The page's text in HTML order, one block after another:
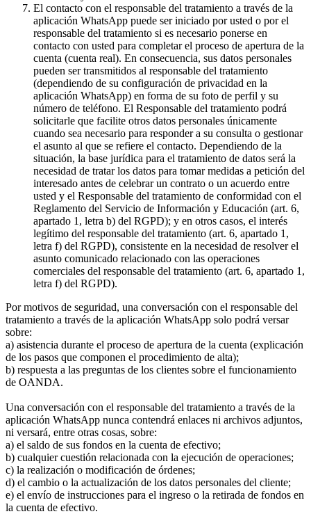
El contacto con el responsable del tratamiento a través de la
aplicación WhatsApp puede ser iniciado por usted o por el
responsable del tratamiento si es necesario ponerse en
contacto con usted para completar el proceso de apertura de la
cuenta (cuenta real). En consecuencia, sus datos personales
pueden ser transmitidos al responsable del tratamiento
(dependiendo de su configuración de privacidad en la
aplicación WhatsApp) en forma de su foto de perfil y su
número de teléfono. El Responsable del tratamiento podrá
solicitarle que facilite otros datos personales únicamente
cuando sea necesario para responder a su consulta o gestionar
el asunto al que se refiere el contacto. Dependiendo de la
situación, la base jurídica para el tratamiento de datos será la
necesidad de tratar los datos para tomar medidas a petición del
interesado antes de celebrar un contrato o un acuerdo entre
usted y el Responsable del tratamiento de conformidad con el
Reglamento del Servicio de Información y Educación (art. 6,
apartado 1, letra b) del RGPD); y en otros casos, el interés
legítimo del responsable del tratamiento (art. 6, apartado 1,
letra f) del RGPD), consistente en la necesidad de resolver el
asunto comunicado relacionado con las operaciones
comerciales del responsable del tratamiento (art. 6, apartado 1,
letra f) del RGPD).
Por motivos de seguridad, una conversación con el responsable del
tratamiento a través de la aplicación WhatsApp solo podrá versar
sobre:
a) asistencia durante el proceso de apertura de la cuenta (explicación
de los pasos que componen el procedimiento de alta);
b) respuesta a las preguntas de los clientes sobre el funcionamiento
de OANDA.
Una conversación con el responsable del tratamiento a través de la
aplicación WhatsApp nunca contendrá enlaces ni archivos adjuntos,
ni versará, entre otras cosas, sobre:
a) el saldo de sus fondos en la cuenta de efectivo;
b) cualquier cuestión relacionada con la ejecución de operaciones;
c) la realización o modificación de órdenes;
d) el cambio o la actualización de los datos personales del cliente;
e) el envío de instrucciones para el ingreso o la retirada de fondos en
la cuenta de efectivo.